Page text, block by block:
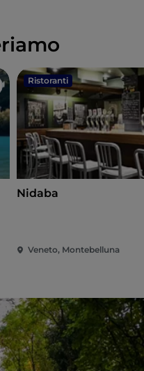
Ristoranti
Nidaba
Veneto, Montebelluna